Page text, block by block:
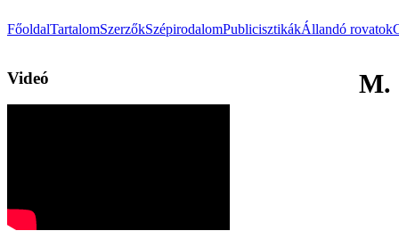
FőoldalTartalomSzerzőkSzépirodalomPublicisztikákÁllandó rovatok
Videó M.